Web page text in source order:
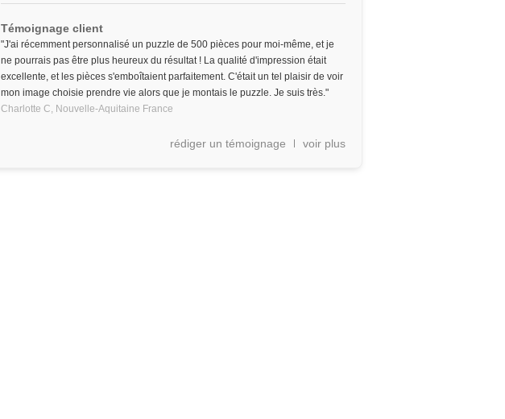
Témoignage client
"J'ai récemment personnalisé un puzzle de 500 pièces pour moi-même, et je
ne pourrais pas être plus heureux du résultat ! La qualité d'impression était
excellente, et les pièces s'emboîtaient parfaitement. C'était un tel plaisir de voir
mon image choisie prendre vie alors que je montais le puzzle. Je suis très."
Charlotte C, Nouvelle-Aquitaine France
rédiger un témoignage voir plus